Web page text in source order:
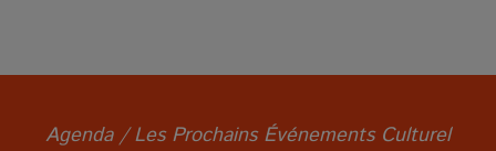
Agenda / Les Prochains Événements Culturel